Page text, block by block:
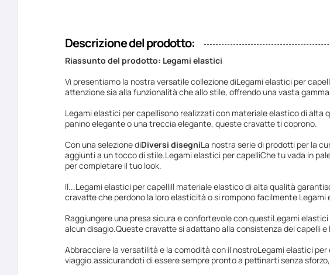
Descrizione del prodotto:
Riassunto del prodotto: Legami elastici
Vi presentiamo la nostra versatile collezione diLegami elastici per
attenzione sia alla funzionalità che allo stile, offrendo una vasta
Legami elastici per capellisono realizzati con materiale elastico di alta
panino elegante o una treccia elegante, queste cravatte ti coprono.
Con una selezione diDiversi disegniLa nostra serie di prodotti per la
aggiunti a un tocco di stile.Legami elastici per capelliChe tu vada in
per completare il tuo look.
Il...Legami elastici per capelliIl materiale elastico di alta qualità
cravatte che perdono la loro elasticità o si rompono facilmente Legami
Raggiungere una presa sicura e confortevole con questiLegami
alcun disagio.Queste cravatte si adattano alla consistenza dei capelli
Abbracciare la versatilità e la comodità con il nostroLegami elastici per
viaggio.assicurandoti di essere sempre pronto a pettinarti senza